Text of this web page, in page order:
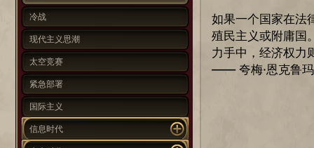
冷战
现代主义思潮
太空竞赛
紧急部署
国际主义
信息时代
如果一个国家在法
殖民主义或附庸国
力手中，经济权力
—— 夸梅·恩克鲁